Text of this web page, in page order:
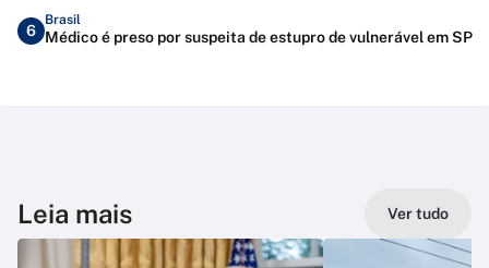
6
Brasil
Médico é preso por suspeita de estupro de vulnerável em SP
Leia mais Ver tudo